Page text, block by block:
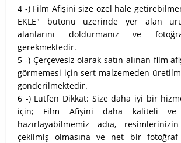
4 -) Film Afişini size özel hale
EKLE" butonu üzerinde yer alan
alanlarını doldurmanız ve
gerekmektedir.
5 -) Çerçevesiz olarak satın alınan film
görmemesi için sert malzemeden
gönderilmektedir.
6 -) Lütfen Dikkat: Size daha iyi bir
için; Film Afişini daha kaliteli ve
hazırlayabilmemiz adıa,
çekilmiş olmasına ve net bir fotoğraf